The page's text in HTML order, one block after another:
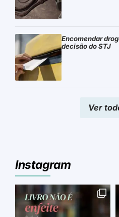
Encomendar
decisão do STJ
Ver
Instagram